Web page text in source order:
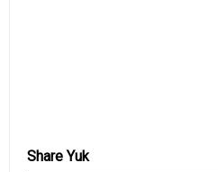
Share Yuk